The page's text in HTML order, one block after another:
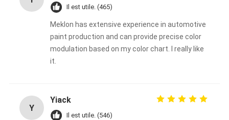
Il est utile. (465)
Meklon has extensive experience in automotive
paint production and can provide precise color
modulation based on my color chart. I really like
it.
Y
Yiack
Il est utile. (546)